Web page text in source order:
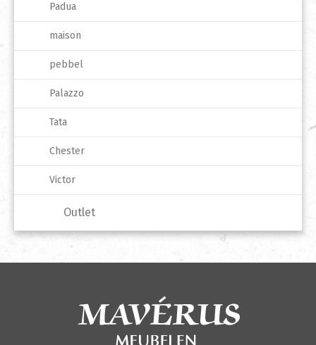
Padua
maison
pebbel
Palazzo
Tata
Chester
Victor
Outlet